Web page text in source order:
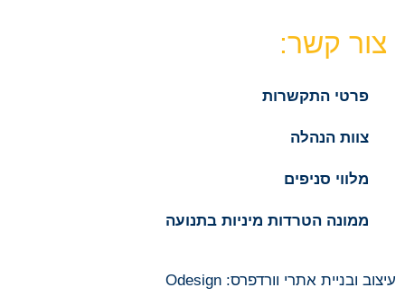
צור קשר:
פרטי התקשרות
צוות הנהלה
מלווי סניפים
ממונה הטרדות מיניות בתנועה
עיצוב ובניית אתרי וורדפרס: Odesign